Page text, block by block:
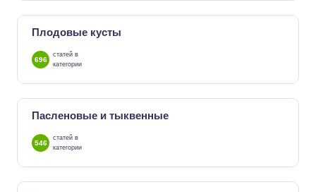
Плодовые кусты
696
статей в
категории
Пасленовые и тыквенные
546
статей в
категории